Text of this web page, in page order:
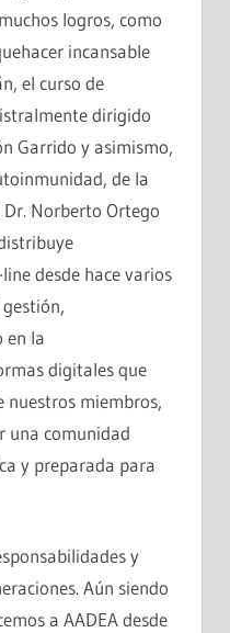
logros, como
incansable
el curso de
dirigido
Garrido y asimismo,
de la
Norberto Ortego
desde hace varios
en la
digitales que
miembros,
una comunidad
y preparada para
y
Aún siendo
a AADEA desde